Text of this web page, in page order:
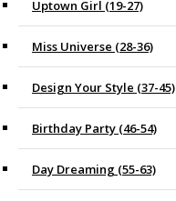
Uptown Girl (19-27)
Miss Universe (28-36)
Design Your Style (37-45)
Birthday Party (46-54)
Day Dreaming (55-63)